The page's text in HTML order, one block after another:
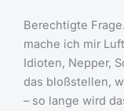
Berechtigte
mache ich mir
Idioten, Nepper,
das bloßstellen,
– so lange wird